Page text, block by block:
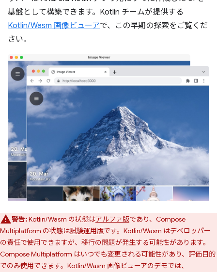
基盤として構築できます。Kotlin チームが提供する
Kotlin/Wasm 画像ビューアで、この早期の探索をご覧くだ
さい。
警告:Kotlin/Wasm の状態はアルファ版であり、Compose
Multiplatform の状態は試験運用版です。Kotlin/Wasm はデベロッパー
の責任で使用できますが、移行の問題が発生する可能性があります。
Compose Multiplatform はいつでも変更される可能性があり、評価目的
でのみ使用できます。Kotlin/Wasm 画像ビューアのデモでは、